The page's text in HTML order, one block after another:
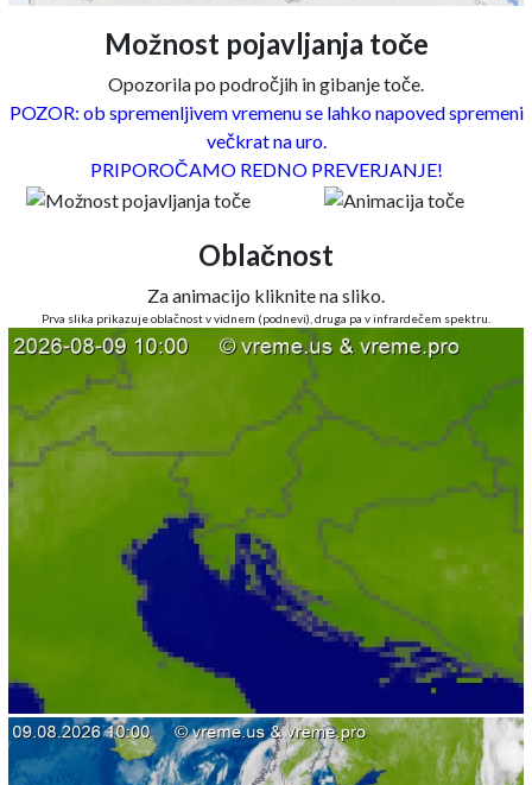
Možnost pojavljanja toče
Opozorila po področjih in gibanje toče.
POZOR: ob spremenljivem vremenu se lahko napoved spremeni
večkrat na uro.
PRIPOROČAMO REDNO PREVERJANJE!
Oblačnost
Za animacijo kliknite na sliko.
Prva slika prikazuje oblačnost v vidnem (podnevi), druga pa v infrardečem spektru.